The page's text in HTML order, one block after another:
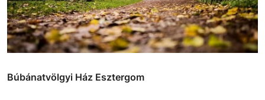
Búbánatvölgyi Ház Esztergom